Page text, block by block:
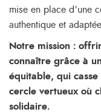
mise en place d’une
authentique et
Notre mission :
connaître grâce à
équitable, qui
cercle vertueux où
solidaire.